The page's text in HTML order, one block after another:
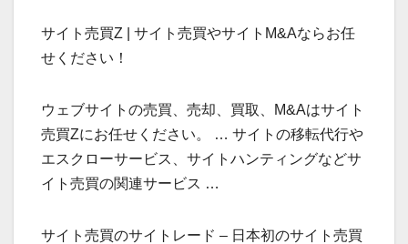
サイト売買Z | サイト売買やサイトM&Aならお任
せください！
ウェブサイトの売買、売却、買取、M&Aはサイト
売買Zにお任せください。 … サイトの移転代行や
エスクローサービス、サイトハンティングなどサ
イト売買の関連サービス …
サイト売買のサイトレード – 日本初のサイト売買